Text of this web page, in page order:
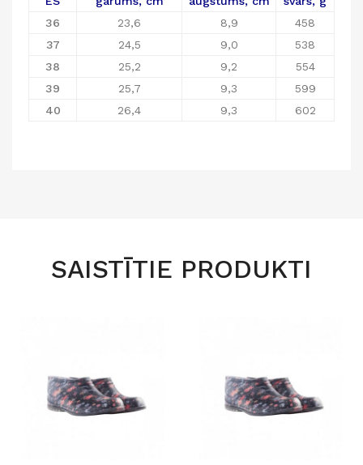
36
23,6 8,9
458
37
24,5 9,0
538
38
25,2 9,2
554
39
25,7 9,3
599
40
26,4 9,3 602
SAISTĪTIE PRODUKTI